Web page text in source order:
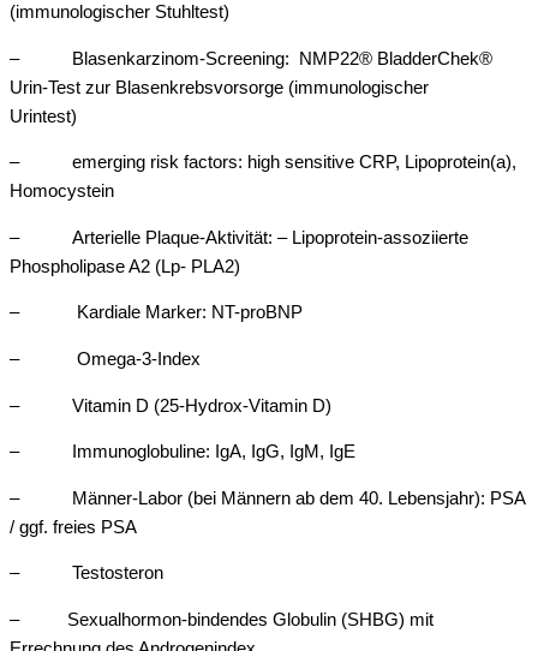
(immunologischer Stuhltest)
– Blasenkarzinom-Screening: NMP22® BladderChek®
Urin-Test zur Blasenkrebsvorsorge (immunologischer
Urintest)
– emerging risk factors: high sensitive CRP, Lipoprotein(a),
Homocystein
– Arterielle Plaque-Aktivität: – Lipoprotein-assoziierte
Phospholipase A2 (Lp- PLA2)
– Kardiale Marker: NT-proBNP
– Omega-3-Index
– Vitamin D (25-Hydrox-Vitamin D)
– Immunoglobuline: IgA, IgG, IgM, IgE
– Männer-Labor (bei Männern ab dem 40. Lebensjahr): PSA
/ ggf. freies PSA
– Testosteron
– Sexualhormon-bindendes Globulin (SHBG) mit